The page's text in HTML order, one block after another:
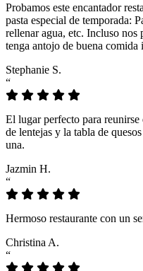
Probamos este encantador
pasta especial de temporada:
rellenar agua, etc. Incluso nos
tenga antojo de buena comida
Stephanie S.
“
El lugar perfecto para
de lentejas y la tabla de
una.
Jazmin H.
“
Hermoso restaurante con un
Christina A.
“